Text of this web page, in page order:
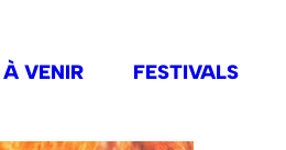
VENIR FESTIVALS